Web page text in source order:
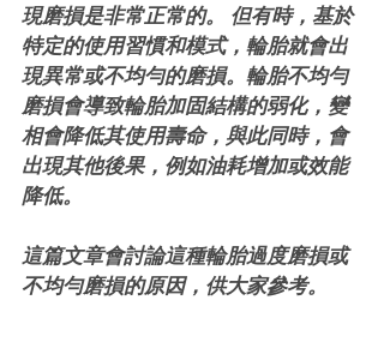
現磨損是非常正常的。 但有時，基於
特定的使用習慣和模式，輪胎就會出
現異常或不均勻的磨損。輪胎不均勻
磨損會導致輪胎加固結構的弱化，變
相會降低其使用壽命，與此同時，會
出現其他後果，例如油耗增加或效能
降低。
這篇文章會討論這種輪胎過度磨損或
不均勻磨損的原因，供大家參考。